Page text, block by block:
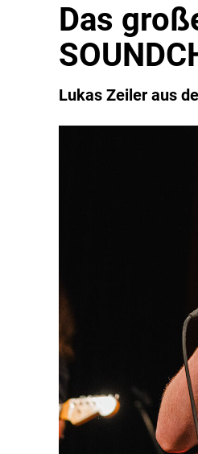
Das
Lukas Zeiler aus